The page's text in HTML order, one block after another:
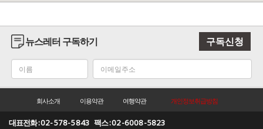
뉴스레터 구독하기 구독신청
회사소개 이용약관 여행약관 개인정보취급방침
대표전화 :02-578-5843 팩스 :02-6008-5823